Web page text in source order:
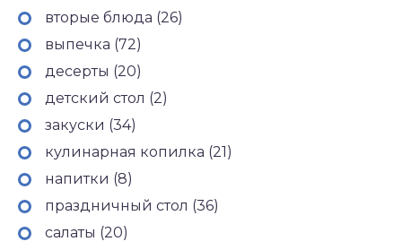
вторые блюда (26)
выпечка (72)
десерты (20)
детский стол (2)
закуски (34)
кулинарная копилка (21)
напитки (8)
праздничный стол (36)
салаты (20)